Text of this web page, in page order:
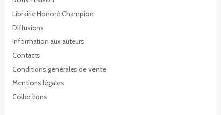
Librairie Honoré Champion
Diffusions
Information aux auteurs
Contacts
Conditions générales de vente
Mentions légales
Collections